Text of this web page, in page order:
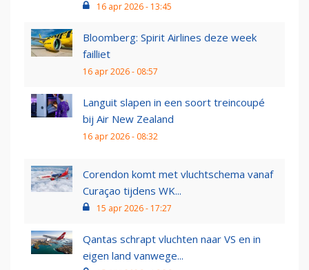
16 apr 2026 - 13:45
Bloomberg: Spirit Airlines deze week
failliet
16 apr 2026 - 08:57
Languit slapen in een soort treincoupé
bij Air New Zealand
16 apr 2026 - 08:32
Corendon komt met vluchtschema vanaf
Curaçao tijdens WK...
15 apr 2026 - 17:27
Qantas schrapt vluchten naar VS en in
eigen land vanwege...